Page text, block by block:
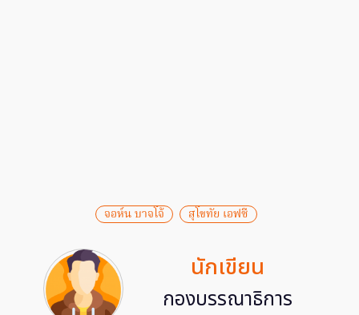
จอห์น บาจโจ้ สุโขทัย เอฟซี
นักเขียน
กองบรรณาธิการ